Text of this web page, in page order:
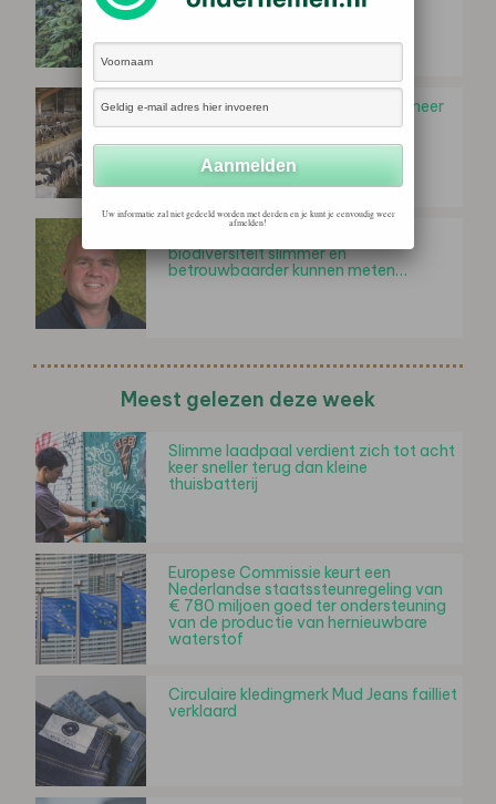
vormen een bedreiging…
Steeds minder boeren en steeds meer
megastallen in Nederland
biodiversiteit slimmer en
betrouwbaarder kunnen meten…
Meest gelezen deze week
Slimme laadpaal verdient zich tot acht
keer sneller terug dan kleine
thuisbatterij
Europese Commissie keurt een
Nederlandse staatssteunregeling van
€ 780 miljoen goed ter ondersteuning
van de productie van hernieuwbare
waterstof
Circulaire kledingmerk Mud Jeans failliet
verklaard
Uw informatie zal niet gedeeld worden met derden en je kunt je eenvoudig weer
afmelden!